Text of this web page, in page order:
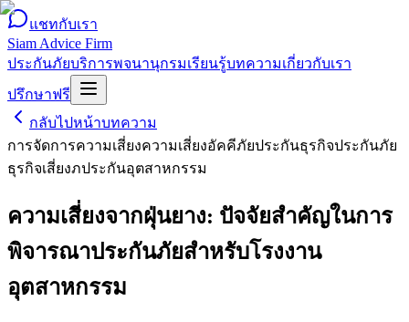
แชทกับเรา
Siam Advice Firm
ประกันภัยบริการพจนานุกรมเรียนรู้บทความเกี่ยวกับเรา
ปรึกษาฟรี
กลับไปหน้าบทความ
การจัดการความเสี่ยงความเสี่ยงอัคคีภัยประกันธุรกิจประกันภัย
ธุรกิจเสี่ยงภประกันอุตสาหกรรม
ความเสี่ยงจากฝุ่นยาง: ปัจจัยสำคัญในการ
พิจารณาประกันภัยสำหรับโรงงาน
อุตสาหกรรม